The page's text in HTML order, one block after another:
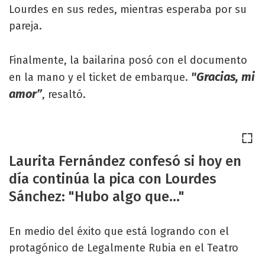
Lourdes en sus redes, mientras esperaba por su
pareja.
Finalmente, la bailarina posó con el documento
en la mano y el ticket de embarque. "Gracias, mi
amor”, resaltó.
Laurita Fernández confesó si hoy en
día continúa la pica con Lourdes
Sánchez: "Hubo algo que..."
En medio del éxito que está logrando con el
protagónico de Legalmente Rubia en el Teatro